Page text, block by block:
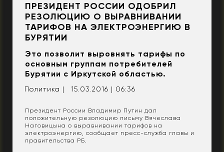
ПРЕЗИДЕНТ РОССИИ ОДОБРИЛ
РЕЗОЛЮЦИЮ О ВЫРАВНИВАНИИ
ТАРИФОВ НА ЭЛЕКТРОЭНЕРГИЮ В
БУРЯТИИ
Это позволит выровнять тарифы по
основным группам потребителей
Бурятии с Иркутской областью.
Политика | 15.03.2016 | 06:36
Президент России Владимир Путин дал
положительную резолюцию письму Вячеслава
Наговицына о выравнивании тарифов на
электроэнергию, сообщает пресс-служба главы и
правительства РБ.